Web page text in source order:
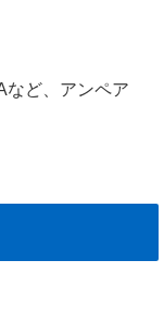
など、アンペア